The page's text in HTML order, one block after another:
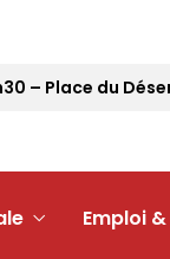
Place du Désert
Emploi